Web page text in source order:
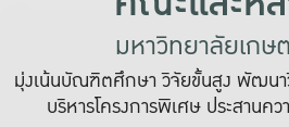
มหาวิทยาลัยเกษ
มุ่งเน้นบัณฑิตศึกษา วิจัยขั้นสูง พัฒนา
บริหารโครงการพิเศษ ประสานค